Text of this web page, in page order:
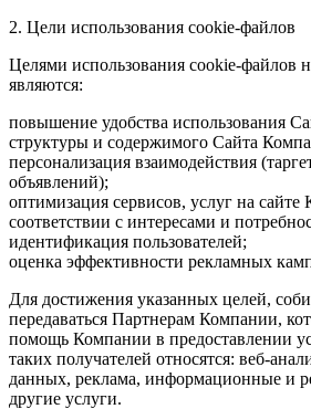
2. Цели использования cookie-файлов
Целями использования cookie-файлов
являются:
повышение удобства использования
структуры и содержимого Сайта
персонализация взаимодействия
объявлений);
оптимизация сервисов, услуг на
соответствии с интересами и
идентификация пользователей;
оценка эффективности рекламных
Для достижения указанных целей,
передаваться Партнерам Компании,
помощь Компании в предоставлении
таких получателей относятся: веб-
данных, реклама, информационные и
другие услуги.